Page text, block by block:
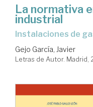
La normativa
industrial
instalaciones de
Gejo García, Javier
Letras de Autor. Madrid,